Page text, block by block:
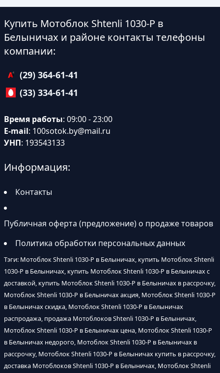
Купить Мотоблок Shtenli 1030-P в
Белыничах и районе контакты телефоны
компании:
(29) 364-61-41
(33) 334-61-41
Время работы: 09:00 - 23:00
E-mail: 100sotok.by@mail.ru
УНП: 193543133
Информация:
Контакты
Публичная оферта (предложение) о продаже товаров
Политика обработки персональных данных
Тэги: Мотоблок Shtenli 1030-P в Белыничах, купить Мотоблок Shtenli
1030-P в Белыничах, купить Мотоблок Shtenli 1030-P в Белыничах с
доставкой, купить Мотоблок Shtenli 1030-P в Белыничах в рассрочку,
Мотоблок Shtenli 1030-P в Белыничах акция, Мотоблок Shtenli 1030-P
в Белыничах скидка, Мотоблок Shtenli 1030-P в Белыничах
распродажа, продажа Мотоблоков Shtenli 1030-P в Белыничах,
Мотоблок Shtenli 1030-P в Белыничах цена, Мотоблок Shtenli 1030-P
в Белыничах недорого, Мотоблок Shtenli 1030-P в Белыничах в
рассрочку, Мотоблок Shtenli 1030-P в Белыничах купить в рассрочку,
доставка Мотоблоков Shtenli 1030-P в Белыничах, Мотоблок Shtenli